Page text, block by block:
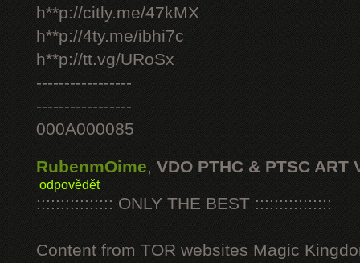
h**p://citly.me/47kMX
h**p://4ty.me/ibhi7c
h**p://tt.vg/URoSx
-----------------
-----------------
000A000085
RubenmOime, VDO PTHC & PTSC ART
odpovědět
:::::::::::::::: ONLY THE BEST ::::::::::::::::
Content from TOR websites Magic